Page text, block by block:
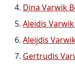
Dina Varwik
Aleidis
Aleijdis
Gertrudis